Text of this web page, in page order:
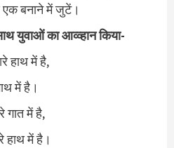
बनाने में जुटें।
युवाओं का आव्व्हान किया-
हाथ में है,
में है।
गात में है,
हाथ में है।